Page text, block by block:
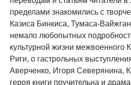
пределами знакомились с
Казиса Бинкиса, Тумаса-
немало любопытных
культурной жизни межвоенного
Риги, о гастрольных
Аверченко, Игоря Северянина,
героя книги поучительна и